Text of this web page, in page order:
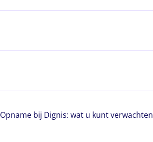
Opname bij Dignis: wat u kunt verwachten